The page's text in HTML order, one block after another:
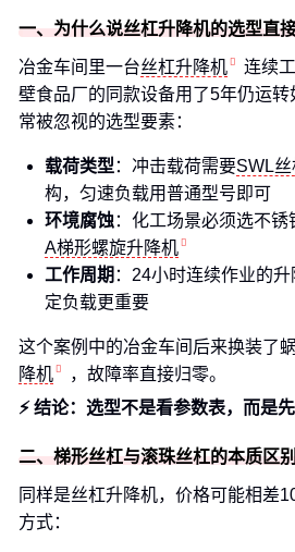
一、为什么说丝杠升降机的选型直
冶金车间里一台丝杠升降机
连续
壁食品厂的同款设备用了5年仍运
常被忽视的选型要素：
载荷类型 ：冲击载荷需要SWL
构，匀速负载用普通型号即可
环境腐蚀：化工场景必须选不
A梯形螺旋升降机
工作周期 ：24小时连续作业的
定负载更重要
这个案例中的冶金车间后来换装了
降机
，故障率直接归零。
⚡ 结论：选型不是看参数表，而是
二、梯形丝杠与滚珠丝杠的本质区别
同样是丝杠升降机，价格可能相差
方式：